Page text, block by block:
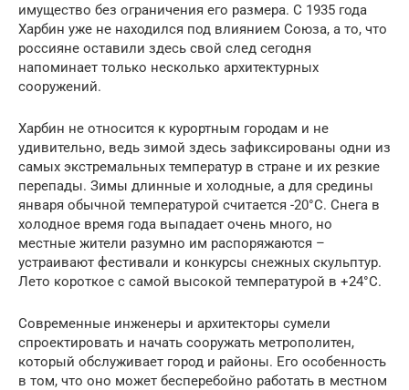
имущество без ограничения его размера. С 1935 года
Харбин уже не находился под влиянием Союза, а то, что
россияне оставили здесь свой след сегодня
напоминает только несколько архитектурных
сооружений.
Харбин не относится к курортным городам и не
удивительно, ведь зимой здесь зафиксированы одни из
самых экстремальных температур в стране и их резкие
перепады. Зимы длинные и холодные, а для средины
января обычной температурой считается -20°С. Снега в
холодное время года выпадает очень много, но
местные жители разумно им распоряжаются –
устраивают фестивали и конкурсы снежных скульптур.
Лето короткое с самой высокой температурой в +24°С.
Современные инженеры и архитекторы сумели
спроектировать и начать сооружать метрополитен,
который обслуживает город и районы. Его особенность
в том, что оно может бесперебойно работать в местном